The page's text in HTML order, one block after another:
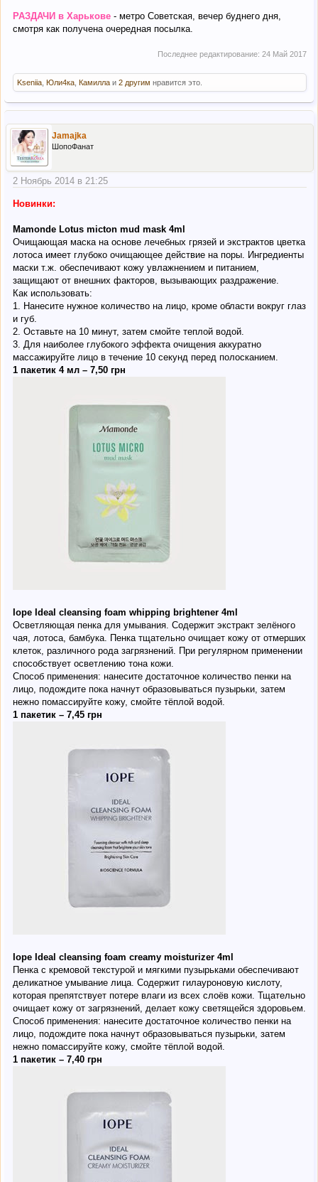
РАЗДАЧИ в Харькове - метро Советская, вечер буднего дня,
смотря как получена очередная посылка.
Последнее редактирование: 24 Май 2017
Kseniia Юли4ка Камилла и 2 другим нравится это.
Jamajka
ШопоФанат
2 Ноябрь 2014 в 21:25
Новинки:
Mamonde Lotus micton mud mask 4ml
Очищающая маска на основе лечебных грязей и экстрактов цветка
лотоса имеет глубоко очищающее действие на поры. Ингредиенты
маски т.ж. обеспечивают кожу увлажнением и питанием,
защищают от внешних факторов, вызывающих раздражение.
Как использовать:
1. Нанесите нужное количество на лицо, кроме области вокруг глаз
и губ.
2. Оставьте на 10 минут, затем смойте теплой водой.
3. Для наиболее глубокого эффекта очищения аккуратно
массажируйте лицо в течение 10 секунд перед полосканием.
1 пакетик 4 мл – 7,50 грн
Iope Ideal cleansing foam whipping brightener 4ml
Осветляющая пенка для умывания. Содержит экстракт зелёного
чая, лотоса, бамбука. Пенка тщательно очищает кожу от отмерших
клеток, различного рода загрязнений. При регулярном применении
способствует осветлению тона кожи.
Способ применения: нанесите достаточное количество пенки на
лицо, подождите пока начнут образовываться пузырьки, затем
нежно помассируйте кожу, смойте тёплой водой.
1 пакетик – 7,45 грн
Iope Ideal cleansing foam creamy moisturizer 4ml
Пенка с кремовой текстурой и мягкими пузырьками обеспечивают
деликатное умывание лица. Содержит гилауроновую кислоту,
которая препятствует потере влаги из всех слоёв кожи. Тщательно
очищает кожу от загрязнений, делает кожу светящейся здоровьем.
Способ применения: нанесите достаточное количество пенки на
лицо, подождите пока начнут образовываться пузырьки, затем
нежно помассируйте кожу, смойте тёплой водой.
1 пакетик – 7,40 грн